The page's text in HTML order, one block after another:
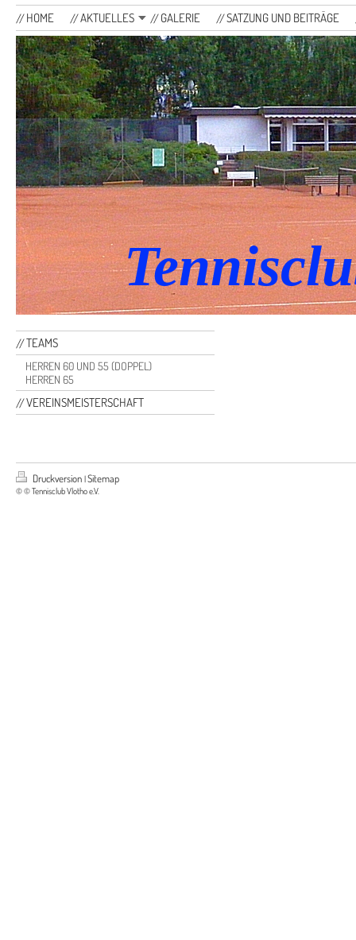
HOME AKTUELLES GALERIE SATZUNG UND BEITRÄGE
TEAMS
HERREN 60 UND 55 (DOPPEL)
HERREN 65
VEREINSMEISTERSCHAFT
Druckversion |Sitemap
© © Tennisclub Vlotho e.V.